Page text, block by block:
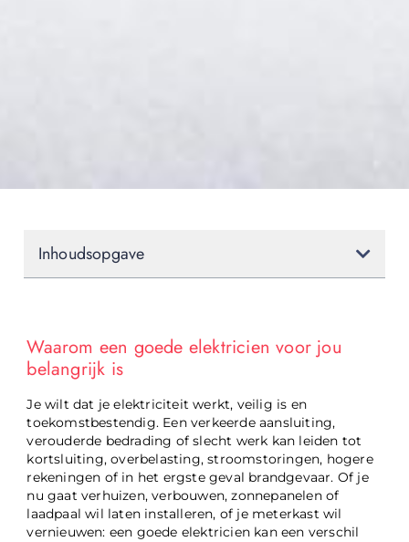
Waarom een goede elektricien voor jou
belangrijk is
Je wilt dat je elektriciteit werkt, veilig is en
toekomstbestendig. Een verkeerde aansluiting,
verouderde bedrading of slecht werk kan leiden tot
kortsluiting, overbelasting, stroomstoringen, hogere
rekeningen of in het ergste geval brandgevaar. Of je
nu gaat verhuizen, verbouwen, zonnepanelen of
laadpaal wil laten installeren, of je meterkast wil
vernieuwen: een goede elektricien kan een verschil
Inhoudsopgave